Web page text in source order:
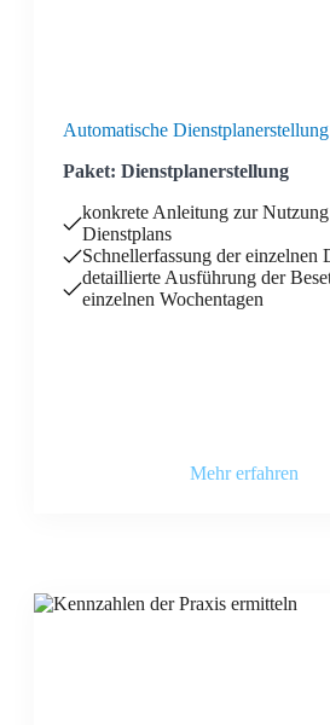
Automatische Dienstplanerstellung
Paket: Dienstplanerstellung
konkrete Anleitung zur Nutzung
Dienstplans
Schnellerfassung der einzelnen
detaillierte Ausführung der
einzelnen Wochentagen
Mehr erfahren